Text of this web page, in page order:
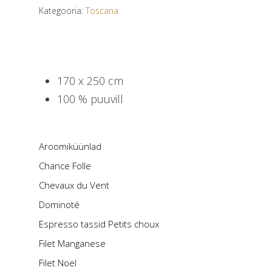
Aroomiküünlad
Chance Folle
Chevaux du Vent
Dominoté
Espresso tassid Petits choux
Filet Manganese
Filet Noel
Kategooria: Toscana
170 x 250 cm
100 % puuvill